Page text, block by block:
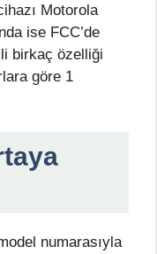
Motorola
ise FCC’de
birkaç özelliği
göre 1
numarasıyla